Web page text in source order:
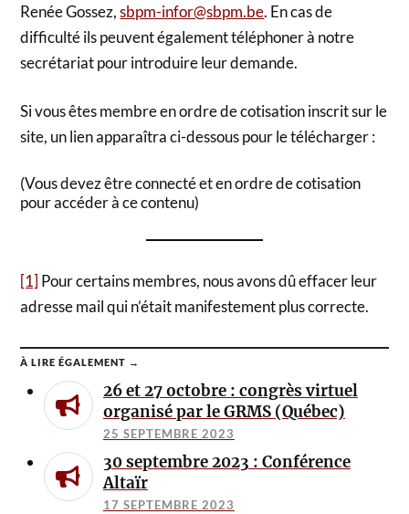
Renée Gossez,sbpm-infor@sbpm.be. En cas de
difficulté ils peuvent également téléphoner à notre
secrétariat pour introduire leur demande.
Si vous êtes membre en ordre de cotisation inscrit sur le
site, un lien apparaîtra ci-dessous pour le télécharger :
(Vous devez être connecté et en ordre de cotisation
pour accéder à ce contenu)
[1] Pour certains membres, nous avons dû effacer leur
adresse mail qui n’était manifestement plus correcte.
À LIRE ÉGALEMENT →
26 et 27 octobre : congrès virtuel
organisé par le GRMS (Québec)
25 SEPTEMBRE 2023
30 septembre 2023 : Conférence
Altaïr
17 SEPTEMBRE 2023